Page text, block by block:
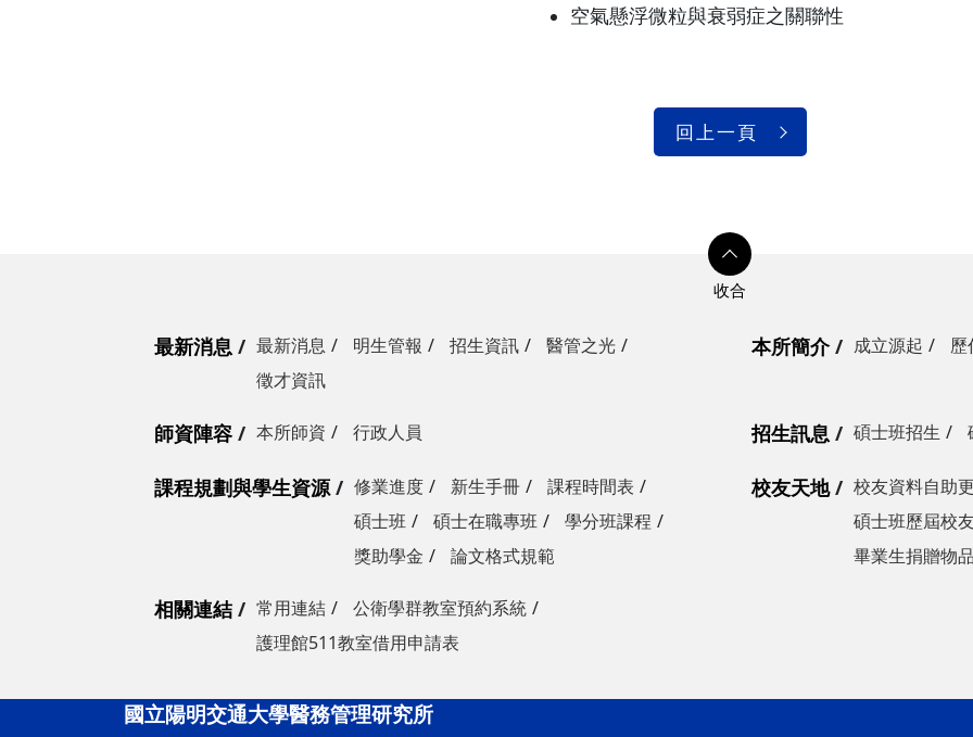
空氣懸浮微粒與衰弱症之關聯性
回上一頁
最新消息 最新消息 明生管報 招生資訊
醫管之光
徵才資訊
本所簡介 成立源起 歷
師資陣容 本所師資 行政人員 招生訊息 碩士班招生
課程規劃與學生資源 修業進度 新生手冊
課程時間表
碩士班
碩士在職專班
學分班課程
獎助學金
論文格式規範
校友天地 校友資料自助
碩士班歷屆校
畢業生捐贈物品
相關連結 常用連結
公衛學群教室預約系統
護理館511教室借用申請表
國立陽明交通大學醫務管理研究所